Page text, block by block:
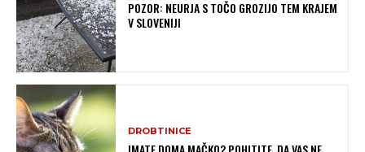
POZOR: NEURJA S TOČO GROZIJO TEM KRAJEM
V SLOVENIJI
DROBTINICE